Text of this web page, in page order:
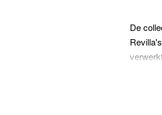
De